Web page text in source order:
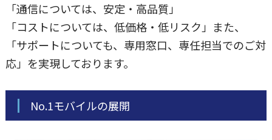
「通信については、安定・高品質」
「コストについては、低価格・低リスク」また、
「サポートについても、専用窓口、専任担当でのご対
応」を実現しております。
No.1モバイルの展開